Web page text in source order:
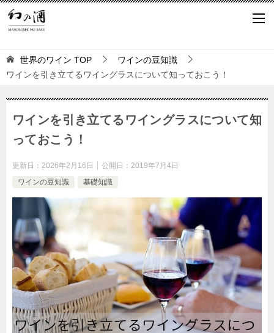
世界のワイン TOP
ワインの豆知識
ワインを引き立てるワイングラスについて知っておこう！
ワインを引き立てるワイングラスについて知
っておこう！
更新日： 2026年2月16日 公開日： 2019年7月4日
ワインの豆知識
基礎知識